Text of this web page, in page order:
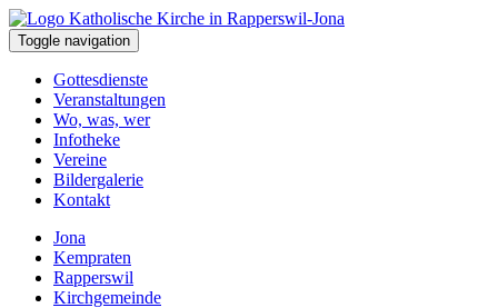
Toggle navigation
Gottesdienste
Veranstaltungen
Wo, was, wer
Infotheke
Vereine
Bildergalerie
Kontakt
Jona
Kempraten
Rapperswil
Kirchgemeinde